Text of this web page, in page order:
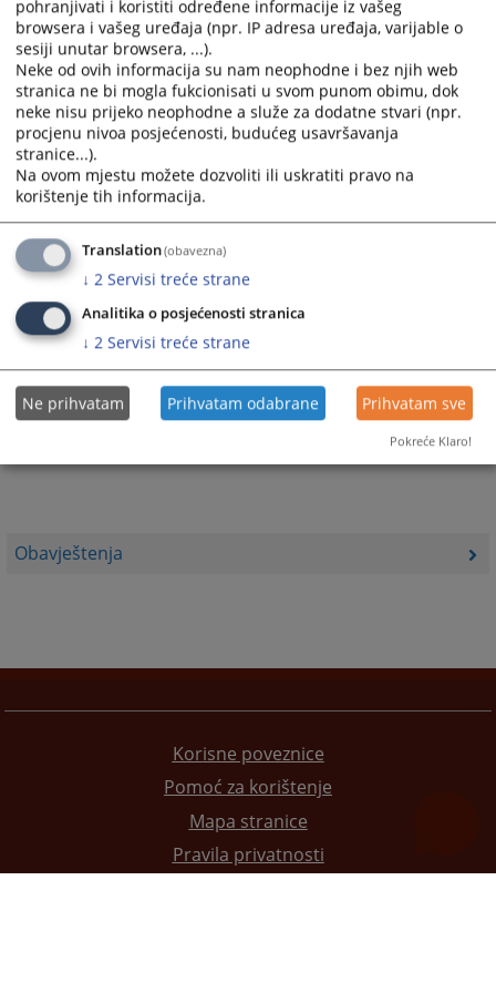
Obavještenja
and
select
a
date.
Press
the
question
mark
to
get
the
keyboard
shortcuts
changing
dates.
and
select
a
date.
Press
the
question
mark
get
the
keyboard
shortcuts
changing
dates.
Trenutno nema vijesti
Korisne poveznice
Pomoć za korištenje
Mapa stranice
Pravila privatnosti
pohranjivati i koristiti određene informacije iz vašeg
browsera i vašeg uređaja (npr. IP adresa uređaja, varijable o
sesiji unutar browsera, ...).
Neke od ovih informacija su nam neophodne i bez njih web
stranica ne bi mogla fukcionisati u svom punom obimu, dok
neke nisu prijeko neophodne a služe za dodatne stvari (npr.
procjenu nivoa posjećenosti, budućeg usavršavanja
stranice...).
Na ovom mjestu možete dozvoliti ili uskratiti pravo na
korištenje tih informacija.
Translation(obavezna)
↓ 2 Servisi treće strane
Analitika o posjećenosti stranica
↓ 2 Servisi treće strane
Ne prihvatam Prihvatam odabrane Prihvatam sve
Pokreće Klaro!